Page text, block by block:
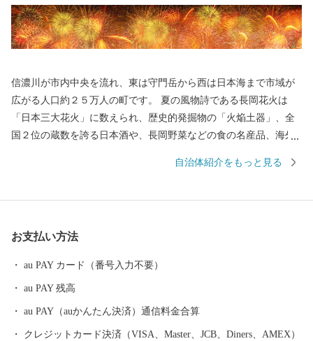
信濃川が市内中央を流れ、東は守門岳から西は日本海まで市域が
広がる人口約２５万人の町です。 夏の風物詩である長岡花火は
「日本三大花火」に数えられ、歴史的発掘物の「火焔土器」、全
国２位の蔵数を誇る日本酒や、長岡野菜などの食の名産品、海外
明媚な棚田など、さまざまな特色と文化を持った個性豊かなエリ
コシヒカリをはじめとした長岡自慢の品をご用意しました。ぜひ
ふるさと納税で長岡を応援してください！
自治体紹介をもっと見る
お支払い方法
au PAY カード（番号入力不要）
au PAY 残高
au PAY（auかんたん決済）通信料金合算
クレジットカード決済（VISA、Master、JCB、Diners、AMEX）